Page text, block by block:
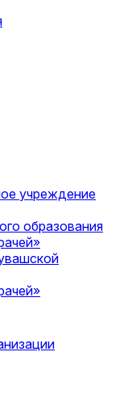
учреждение
образования